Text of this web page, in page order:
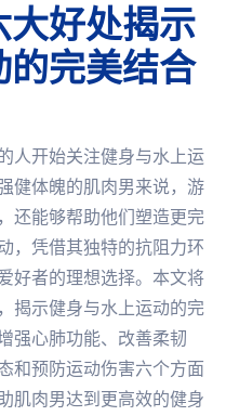
好处揭示
完美结合
人开始关注健身与水上运
健体魄的肌肉男来说，游
还能够帮助他们塑造更完
，凭借其独特的抗阻力环
好者的理想选择。本文将
揭示健身与水上运动的完
强心肺功能、改善柔韧
和预防运动伤害六个方面
肌肉男达到更高效的健身